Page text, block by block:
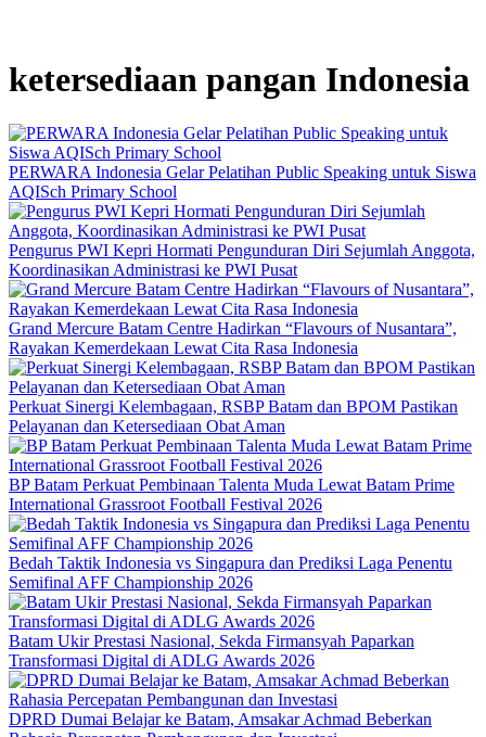
ketersediaan pangan Indonesia
PERWARA Indonesia Gelar Pelatihan Public Speaking untuk Siswa
AQISch Primary School
Pengurus PWI Kepri Hormati Pengunduran Diri Sejumlah Anggota,
Koordinasikan Administrasi ke PWI Pusat
Grand Mercure Batam Centre Hadirkan “Flavours of Nusantara”,
Rayakan Kemerdekaan Lewat Cita Rasa Indonesia
Perkuat Sinergi Kelembagaan, RSBP Batam dan BPOM Pastikan
Pelayanan dan Ketersediaan Obat Aman
BP Batam Perkuat Pembinaan Talenta Muda Lewat Batam Prime
International Grassroot Football Festival 2026
Bedah Taktik Indonesia vs Singapura dan Prediksi Laga Penentu
Semifinal AFF Championship 2026
Batam Ukir Prestasi Nasional, Sekda Firmansyah Paparkan
Transformasi Digital di ADLG Awards 2026
DPRD Dumai Belajar ke Batam, Amsakar Achmad Beberkan